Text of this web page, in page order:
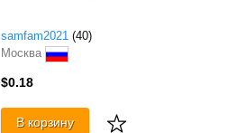
samfam2021 (40)
Москва
$0.18
В корзину